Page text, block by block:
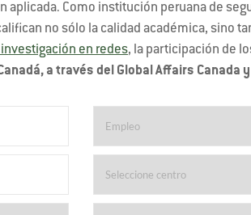
aplicada. Como institución peruana de
no sólo la calidad académica, sino
investigación en redes, la participación de
a través del Global Affairs Canada y